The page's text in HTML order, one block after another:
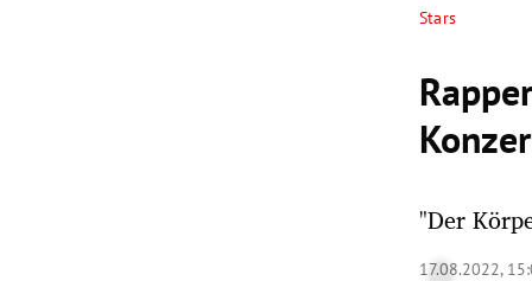
Stars
"Der
17.08.2022,